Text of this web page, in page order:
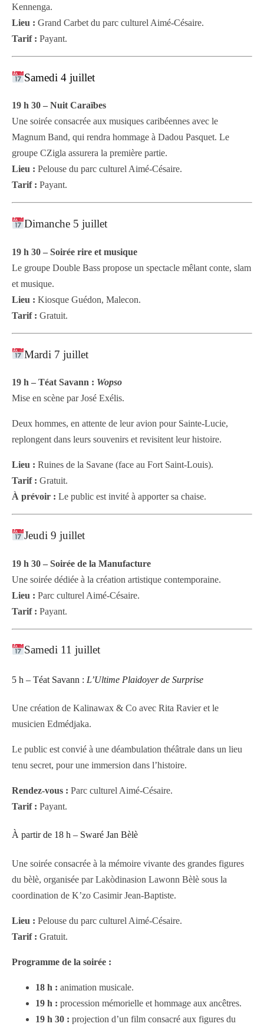
Kennenga.
Lieu : Grand Carbet du parc culturel Aimé-Césaire.
Tarif : Payant.
Samedi 4 juillet
19 h 30 – Nuit Caraïbes
Une soirée consacrée aux musiques caribéennes avec le
Magnum Band, qui rendra hommage à Dadou Pasquet. Le
groupe CZigla assurera la première partie.
Lieu : Pelouse du parc culturel Aimé-Césaire.
Tarif : Payant.
Dimanche 5 juillet
19 h 30 – Soirée rire et musique
Le groupe Double Bass propose un spectacle mêlant conte, slam
et musique.
Lieu : Kiosque Guédon, Malecon.
Tarif : Gratuit.
Mardi 7 juillet
19 h – Téat Savann : Wopso
Mise en scène par José Exélis.
Deux hommes, en attente de leur avion pour Sainte-Lucie,
replongent dans leurs souvenirs et revisitent leur histoire.
Lieu : Ruines de la Savane (face au Fort Saint-Louis).
Tarif : Gratuit.
À prévoir : Le public est invité à apporter sa chaise.
Jeudi 9 juillet
19 h 30 – Soirée de la Manufacture
Une soirée dédiée à la création artistique contemporaine.
Lieu : Parc culturel Aimé-Césaire.
Tarif : Payant.
Samedi 11 juillet
5 h – Téat Savann : L’Ultime Plaidoyer de Surprise
Une création de Kalinawax & Co avec Rita Ravier et le
musicien Edmédjaka.
Le public est convié à une déambulation théâtrale dans un lieu
tenu secret, pour une immersion dans l’histoire.
Rendez-vous : Parc culturel Aimé-Césaire.
Tarif : Payant.
À partir de 18 h – Swaré Jan Bèlè
Une soirée consacrée à la mémoire vivante des grandes figures
du bèlè, organisée par Lakòdinasion Lawonn Bèlè sous la
coordination de K’zo Casimir Jean-Baptiste.
Lieu : Pelouse du parc culturel Aimé-Césaire.
Tarif : Gratuit.
Programme de la soirée :
18 h : animation musicale.
19 h : procession mémorielle et hommage aux ancêtres.
19 h 30 : projection d’un film consacré aux figures du